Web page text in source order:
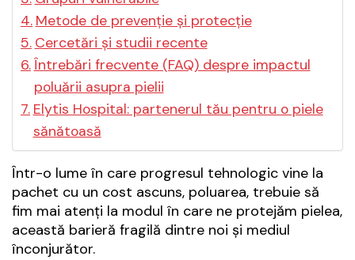
Metode de prevenție și protecție
Cercetări și studii recente
Întrebări frecvente (FAQ) despre impactul
poluării asupra pielii
Elytis Hospital: partenerul tău pentru o piele
sănătoasă
Într-o lume în care progresul tehnologic vine la
pachet cu un cost ascuns, poluarea, trebuie să
fim mai atenți la modul în care ne protejăm pielea,
această barieră fragilă dintre noi și mediul
înconjurător.